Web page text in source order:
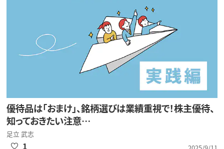
優待品は「おまけ」、銘柄選びは業績重視で！株主優待、
知っておきたい注意…
足立 武志
1